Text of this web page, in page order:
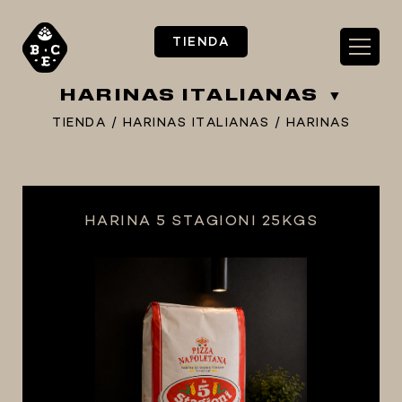
TIENDA
HARINAS ITALIANAS
TIENDA / HARINAS ITALIANAS / HARINAS
**PIZZA STORE**
EQUIPOS ELÉCTRICOS
CARBONATACIÓN Y OXIGENACIÓN
HARINA 5 STAGIONI 25KGS